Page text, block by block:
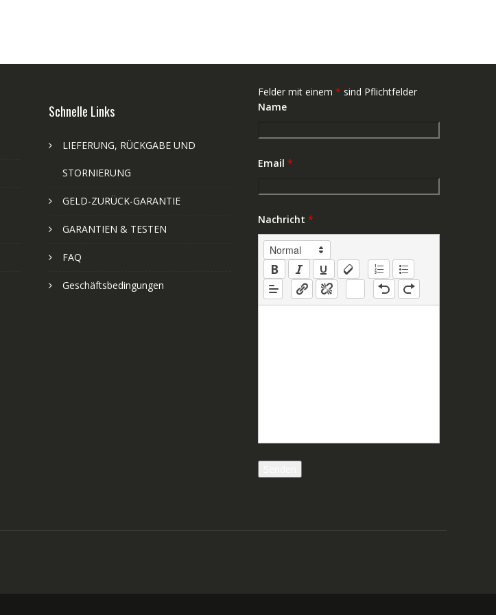
Schnelle Links
LIEFERUNG, RÜCKGABE UND
STORNIERUNG
GELD-ZURÜCK-GARANTIE
GARANTIEN & TESTEN
FAQ
Geschäftsbedingungen
Felder mit einem * sind Pflichtfelder
Name
Email *
Nachricht *